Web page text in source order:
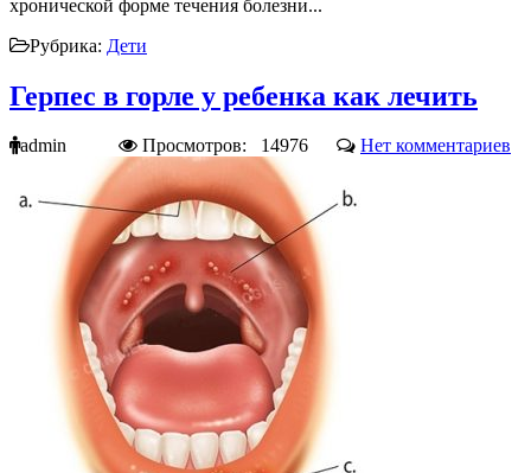
хронической форме течения болезни...
Рубрика: Дети
Герпес в горле у ребенка как лечить
admin Просмотров: 14976 Нет комментариев